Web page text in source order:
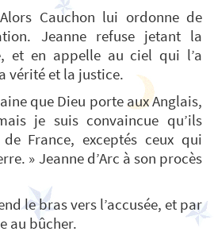
Cauchon lui ordonne de
Jeanne refuse jetant la
et en appelle au ciel qui l’a
vérité et la justice.
que Dieu porte aux Anglais,
je suis convaincue qu’ils
France, exceptés ceux qui
» Jeanne d’Arc à son procès
le bras vers l’accusée, et par
au bûcher.